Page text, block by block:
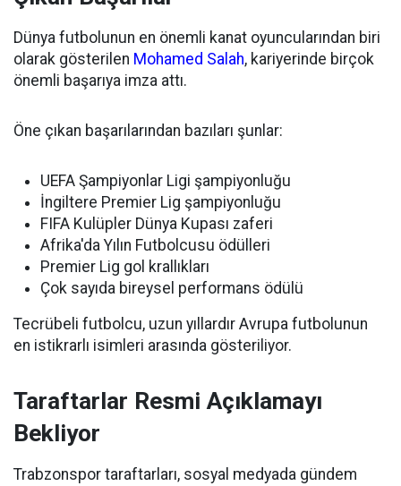
Dünya futbolunun en önemli kanat oyuncularından biri
olarak gösterilen Mohamed Salah, kariyerinde birçok
önemli başarıya imza attı.
Öne çıkan başarılarından bazıları şunlar:
UEFA Şampiyonlar Ligi şampiyonluğu
İngiltere Premier Lig şampiyonluğu
FIFA Kulüpler Dünya Kupası zaferi
Afrika'da Yılın Futbolcusu ödülleri
Premier Lig gol krallıkları
Çok sayıda bireysel performans ödülü
Tecrübeli futbolcu, uzun yıllardır Avrupa futbolunun
en istikrarlı isimleri arasında gösteriliyor.
Taraftarlar Resmi Açıklamayı
Bekliyor
Trabzonspor taraftarları, sosyal medyada gündem